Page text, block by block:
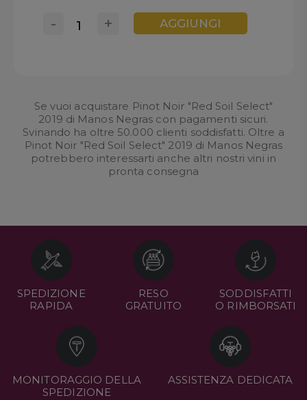
+
- AGGIUNGI
Se vuoi acquistare Pinot Noir "Red Soil Select"
2019 di Manos Negras con pagamenti sicuri.
Svinando ha oltre 50.000 clienti soddisfatti. Oltre a
Pinot Noir "Red Soil Select" 2019 di Manos Negras
potrebbero interessarti anche altri nostrivini in
pronta consegna
SPEDIZIONE
RAPIDA
RESO
GRATUITO
SODDISFATTI
O RIMBORSATI
MONITORAGGIO DELLA
SPEDIZIONE
ASSISTENZA DEDICATA